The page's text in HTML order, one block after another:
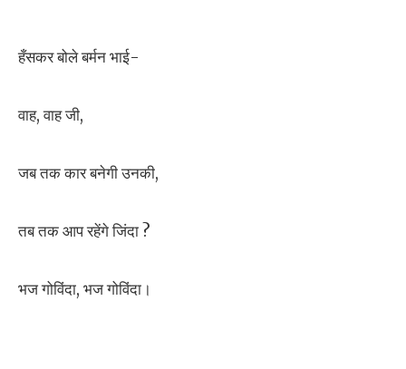
हँसकर बोले बर्मन भाई-
वाह, वाह जी,
जब तक कार बनेगी उनकी,
तब तक आप रहेंगे जिंदा ?
भज गोविंदा, भज गोविंदा।